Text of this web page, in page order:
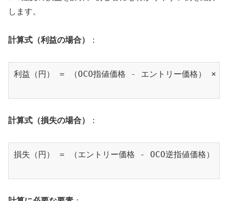
します。
計算式（利益の場合） ：
利益（円） = （OCO指値価格 - エントリー価格） ×
計算式（損失の場合） ：
損失（円） = （エントリー価格 - OCO逆指値価格）